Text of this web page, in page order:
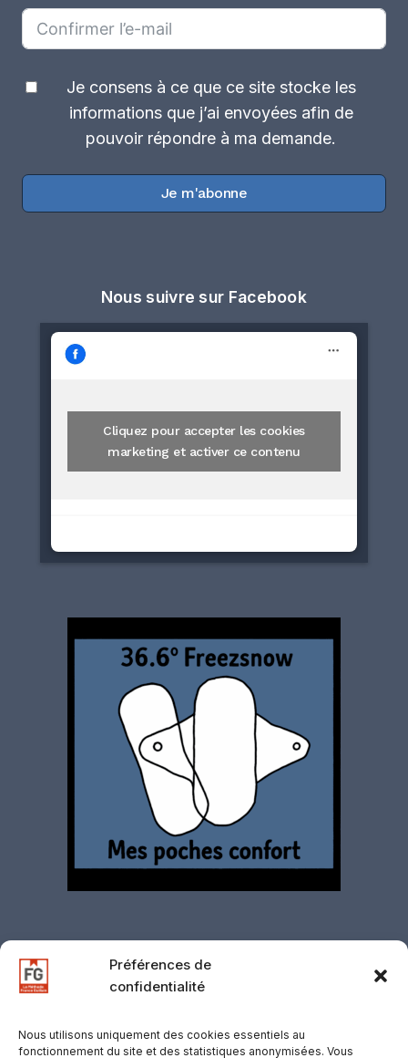
Préférences de
confidentialité
Nous utilisons uniquement des cookies essentiels au
fonctionnement du site et des statistiques anonymisées. Vous
Je consens à ce que ce site stocke les
informations que j’ai envoyées afin de
pouvoir répondre à ma demande.
Je m'abonne
Nous suivre sur Facebook
Cliquez pour accepter les cookies
marketing et activer ce contenu
confidentialité·CGV·CGU·Gestion des